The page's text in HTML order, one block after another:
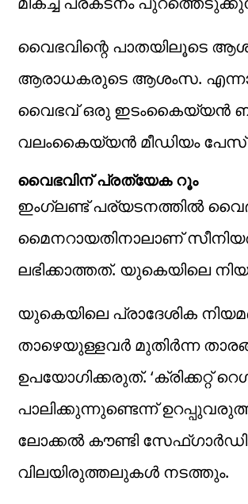
വൈഭവിന്റെ പാതയിലൂടെ
ആരാധകരുടെ ആശംസ.
വൈഭവ് ഒരു ഇടംകൈയ്യൻ
വലംകൈയ്യൻ മീഡിയം
വൈഭവിന് പ്രത്യേക റൂം
ഇംഗ്ലണ്ട് പര്യടനത്തില്‍
മൈനറായതിനാലാണ്‌
ലഭിക്കാത്തത്. യുകെയിലെ
യുകെയിലെ പ്രാദേശിക
താഴെയുള്ളവര്‍ മുതിർന്ന
ഉപയോഗിക്കരുത്.
പാലിക്കുന്നുണ്ടെന്ന്
ലോക്കൽ കൗണ്ടി
വിലയിരുത്തലുകൾ നടത്തും.